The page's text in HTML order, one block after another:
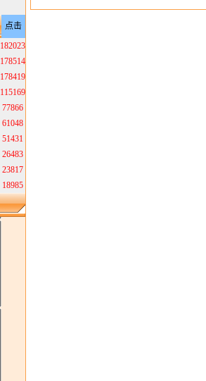
点击
182023
178514
178419
115169
77866
61048
51431
26483
23817
18985